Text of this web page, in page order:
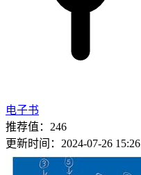
电子书
推荐值：246
更新时间：2024-07-26 15:26